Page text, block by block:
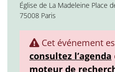
Église de La Madeleine Place
75008 Paris
Cet événement
consultez l’agenda
moteur de